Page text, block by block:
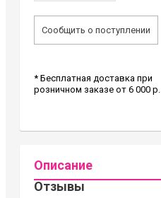
Сообщить о поступлении
* Бесплатная доставка при
розничном заказе от 6 000 р.
Описание
Отзывы